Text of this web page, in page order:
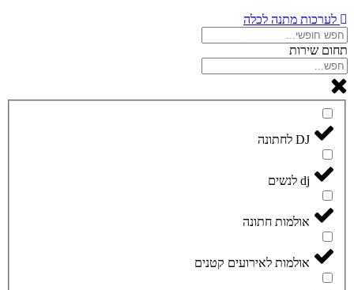
לערכות מתנה לכלה
תחום שירות
DJ לחתונה
dj לנשים
אולמות חתונה
אולמות לאירועים קטנים